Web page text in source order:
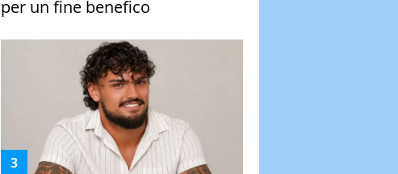
per un fine benefico